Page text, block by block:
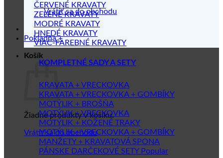
Vrátiť sa do obchodu
Pokladňa +
Košík
Žiadne produkty v košíku.
Vrátiť sa do obchodu
ČERVENÉ KRAVATY
ZELENÉ KRAVATY
MODRÉ KRAVATY
HNEDÉ KRAVATY
VIAC-FAREBNÉ KRAVATY
KOMPLETNÉ SADY A SETY
KRAVATA + VRECKOVKA
KRAVATA + VRECKOVKA + GOMBÍKY
MOTÝLIK + BROŠŇA
MOTÝLIK + VRECKOVKA
MOTÝLIK + KOŽENÉ TRAKY
MOTÝLIK + VRECKOVKA + GOMBÍKY
MANŽETY + KRAVATOVÁ SPONA
PÁNSKE DARČEKOVÉ SETY